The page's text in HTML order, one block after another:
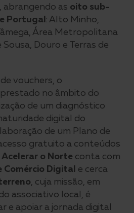
abrangendo as oito sub-
Portugal: Alto Minho,
Área Metropolitana
Douro e Terras de
vouchers, o
no âmbito do
de um diagnóstico
digital do
de um Plano de
gratuito a conteúdos
Acelerar o Norte conta com
Comércio Digital e cerca
, cuja missão, em
associativo local, é
e apoiar a jornada digital